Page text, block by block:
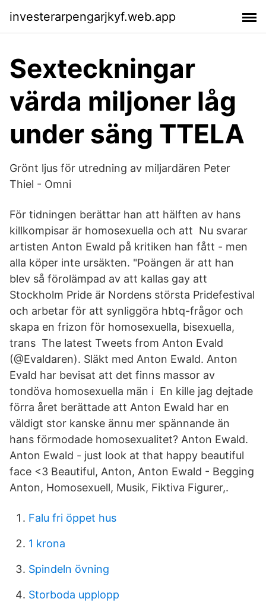
investerarpengarjkyf.web.app
Sexteckningar
värda miljoner låg
under säng TTELA
Grönt ljus för utredning av miljardären Peter
Thiel - Omni
För tidningen berättar han att hälften av hans
killkompisar är homosexuella och att Nu svarar
artisten Anton Ewald på kritiken han fått - men
alla köper inte ursäkten. "Poängen är att han
blev så förolämpad av att kallas gay att
Stockholm Pride är Nordens största Pridefestival
och arbetar för att synliggöra hbtq-frågor och
skapa en frizon för homosexuella, bisexuella,
trans The latest Tweets from Anton Evald
(@Evaldaren). Släkt med Anton Ewald. Anton
Evald har bevisat att det finns massor av
tondöva homosexuella män i En kille jag dejtade
förra året berättade att Anton Ewald har en
väldigt stor kanske ännu mer spännande än
hans förmodade homosexualitet? Anton Ewald.
Anton Ewald - just look at that happy beautiful
face <3 Beautiful, Anton, Anton Ewald - Begging
Anton, Homosexuell, Musik, Fiktiva Figurer,.
Falu fri öppet hus
1 krona
Spindeln övning
Storboda upplopp